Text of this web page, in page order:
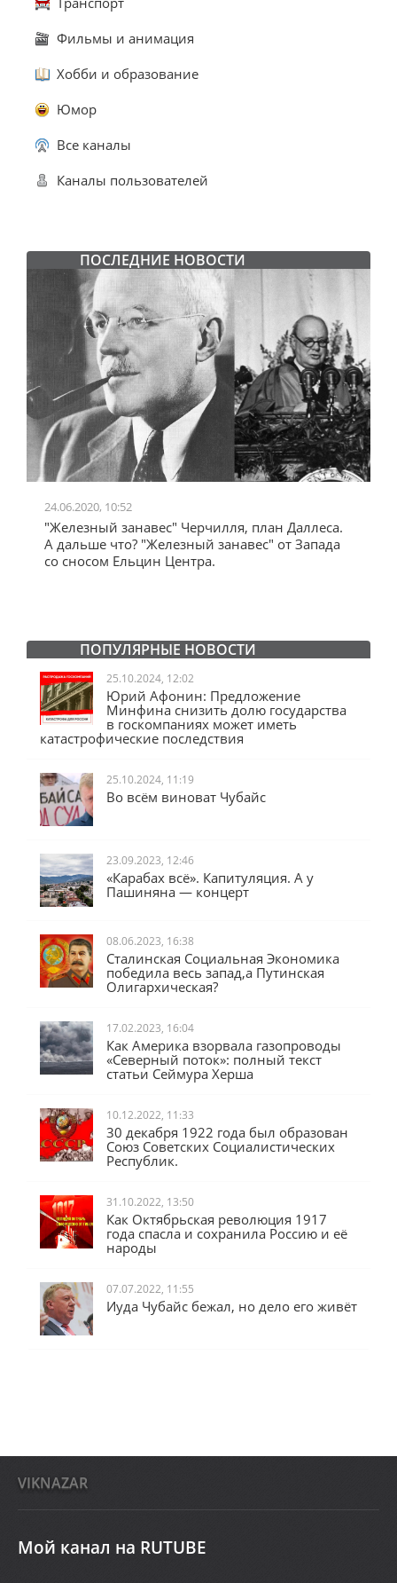
Фильмы и анимация
Хобби и образование
Юмор
Все каналы
Каналы пользователей
ПОСЛЕДНИЕ НОВОСТИ
24.06.2020, 10:52
"Железный занавес" Черчилля, план Даллеса.
А дальше что? "Железный занавес" от Запада
со сносом Ельцин Центра.
ПОПУЛЯРНЫЕ НОВОСТИ
25.10.2024, 12:02
Юрий Афонин: Предложение
Минфина снизить долю государства
в госкомпаниях может иметь
катастрофические последствия
25.10.2024, 11:19
Во всём виноват Чубайс
23.09.2023, 12:46
«Карабах всё». Капитуляция. А у
Пашиняна — концерт
08.06.2023, 16:38
Сталинская Социальная Экономика
победила весь запад,а Путинская
Олигархическая?
17.02.2023, 16:04
Как Америка взорвала газопроводы
«Северный поток»: полный текст
статьи Сеймура Херша
10.12.2022, 11:33
30 декабря 1922 года был образован
Союз Советских Социалистических
Республик.
31.10.2022, 13:50
Как Октябрьская революция 1917
года спасла и сохранила Россию и её
народы
07.07.2022, 11:55
Иуда Чубайс бежал, но дело его живёт
VIKNAZAR
Мой канал на RUTUBE